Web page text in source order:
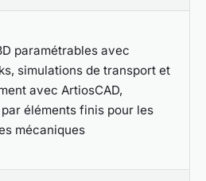
paramétrables avec
simulations de transport et
avec ArtiosCAD,
éléments finis pour les
mécaniques